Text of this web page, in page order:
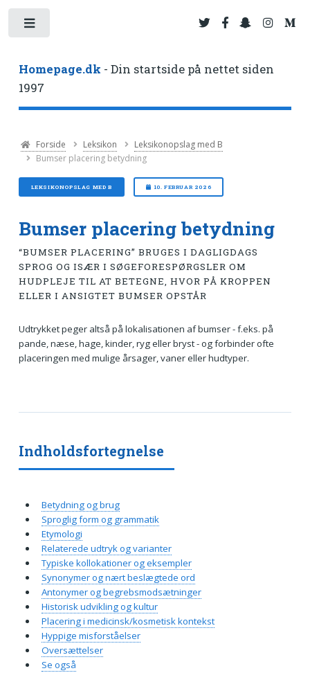
Homepage.dk - Din startside på nettet siden
1997
Forside Leksikon
Leksikonopslag med B
Bumser placering betydning
LEKSIKONOPSLAG MED B 10. FEBRUAR 2026
Bumser placering betydning
“BUMSER PLACERING” BRUGES I DAGLIGDAGS
SPROG OG ISÆR I SØGEFORESPØRGSLER OM
HUDPLEJE TIL AT BETEGNE, HVOR PÅ KROPPEN
ELLER I ANSIGTET BUMSER OPSTÅR
Udtrykket peger altså på lokalisationen af bumser - f.eks. på
pande, næse, hage, kinder, ryg eller bryst - og forbinder ofte
placeringen med mulige årsager, vaner eller hudtyper.
Indholdsfortegnelse
Betydning og brug
Sproglig form og grammatik
Etymologi
Relaterede udtryk og varianter
Typiske kollokationer og eksempler
Synonymer og nært beslægtede ord
Antonymer og begrebsmodsætninger
Historisk udvikling og kultur
Placering i medicinsk/kosmetisk kontekst
Hyppige misforståelser
Oversættelser
Se også